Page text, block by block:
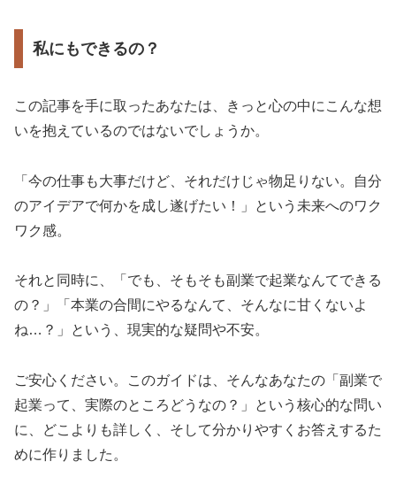
私にもできるの？
この記事を手に取ったあなたは、きっと心の中にこんな想
いを抱えているのではないでしょうか。
「今の仕事も大事だけど、それだけじゃ物足りない。自分
のアイデアで何かを成し遂げたい！」という未来へのワク
ワク感。
それと同時に、「でも、そもそも副業で起業なんてできる
の？」「本業の合間にやるなんて、そんなに甘くないよ
ね…？」という、現実的な疑問や不安。
ご安心ください。このガイドは、そんなあなたの「副業で
起業って、実際のところどうなの？」という核心的な問い
に、どこよりも詳しく、そして分かりやすくお答えするた
めに作りました。